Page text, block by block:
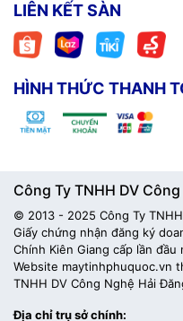
LIÊN KẾT SÀN
HÌNH THỨC THANH
Công Ty TNHH DV
© 2013 - 2025 Công Ty
Giấy chứng nhận đăng ký
Chính Kiên Giang cấp lần
Website maytinhphuquoc.vn
TNHH DV Công Nghệ Hải
Địa chỉ trụ sở chính: